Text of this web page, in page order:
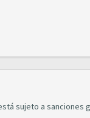
sujeto a sanciones